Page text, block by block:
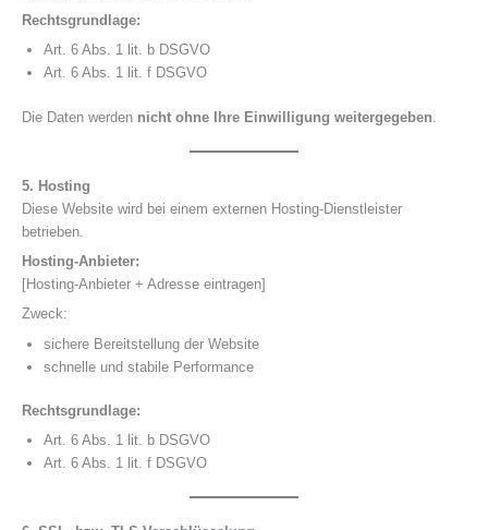
Rechtsgrundlage:
Art. 6 Abs. 1 lit. b DSGVO
Art. 6 Abs. 1 lit. f DSGVO
Die Daten werden nicht ohne Ihre Einwilligung weitergegeben
5. Hosting
Diese Website wird bei einem externen Hosting-Dienstleister
betrieben.
Hosting-Anbieter:
[Hosting-Anbieter + Adresse eintragen]
Zweck:
sichere Bereitstellung der Website
schnelle und stabile Performance
Rechtsgrundlage:
Art. 6 Abs. 1 lit. b DSGVO
Art. 6 Abs. 1 lit. f DSGVO